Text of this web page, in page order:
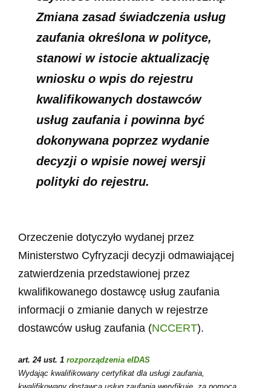
Zmiana zasad świadczenia usług
zaufania określona w polityce,
stanowi w istocie aktualizację
wniosku o wpis do rejestru
kwalifikowanych dostawców
usług zaufania i powinna być
dokonywana poprzez wydanie
decyzji o wpisie nowej wersji
polityki do rejestru.
Orzeczenie dotyczyło wydanej przez
Ministerstwo Cyfryzacji decyzji odmawiającej
zatwierdzenia przedstawionej przez
kwalifikowanego dostawcę usług zaufania
informacji o zmianie danych w rejestrze
dostawców usług zaufania (NCCERT).
art. 24 ust. 1 rozporządzenia eIDAS
Wydając kwalifikowany certyfikat dla usługi zaufania,